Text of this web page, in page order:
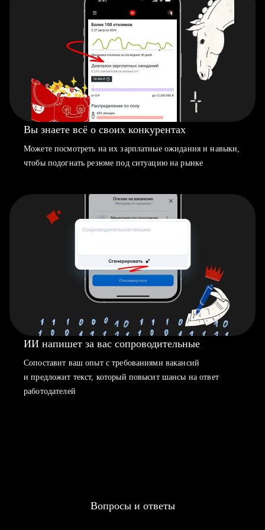
Вы знаете всё о своих конкурентах
Можете посмотреть на их зарплатные ожидания и навыки,
чтобы подогнать резюме под ситуацию на рынке
ИИ напишет за вас сопроводительные
Сопоставит ваш опыт с требованиями вакансий
и предложит текст, который повысит шансы на ответ
работодателей
Вопросы и ответы